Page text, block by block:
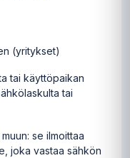
(yritykset)
tai käyttöpaikan
tai
se ilmoittaa
joka vastaa sähkön